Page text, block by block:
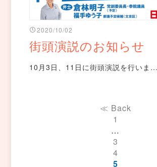
2020/10/02
街頭演説のお知らせ
10月3日、11日に街頭演説を行いま…
≪ Back
1
…
3
4
5